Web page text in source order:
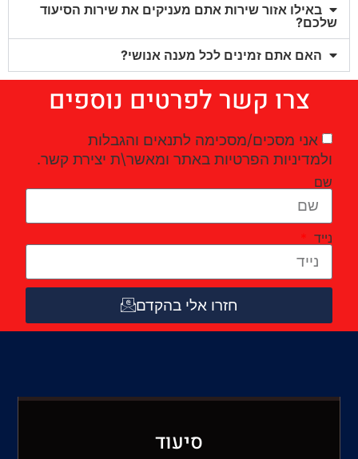
באילו אזור שירות אתם מעניקים את שירות הסיעוד
שלכם?
האם אתם זמינים לכל מענה אנושי?
צרו קשר לפרטים נוספים
אני מסכים/מסכימה לתנאים והגבלות
ולמדיניות הפרטיות באתר ומאשר\ת יצירת קשר.
שם
נייד
חזרו אלי בהקדם
סיעוד